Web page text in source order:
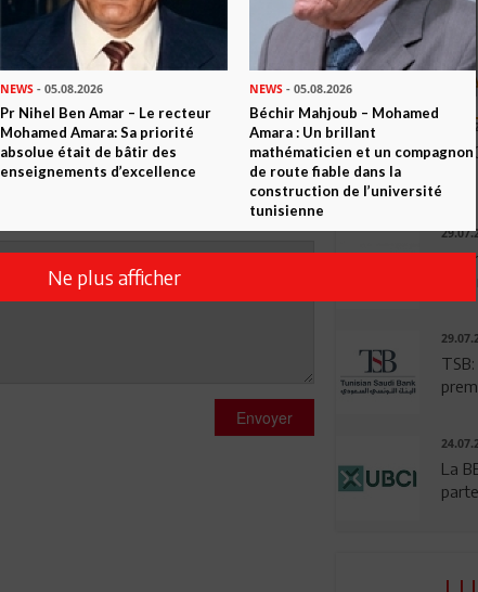
0 Commentaires
Commenter
Envoyer
Le
La
NEWS - 05.08.2026
Pr Nihel Ben Amar – Le recteur
Mohamed Amara: Sa priorité
absolue était de bâtir des
enseignements d’excellence
NEWS- 05.08.2026
Béchir Mahjoub – Mohamed
Amara : Un brillant
mathématicien et un compagnon
de route fiable dans la
construction de l’université
tunisienne
Ne plus afficher